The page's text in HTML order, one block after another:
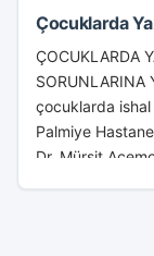
Çocuklarda
ÇOCUKLARDA
SORUNLARINA
çocuklarda ishal
Palmiye
Dr. Mürşit